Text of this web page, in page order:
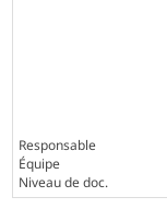
Responsable
Équipe
Niveau de doc.